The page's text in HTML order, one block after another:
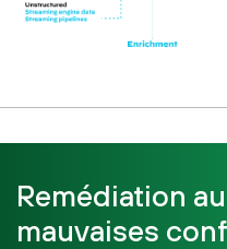
Remédiation
mauvaises